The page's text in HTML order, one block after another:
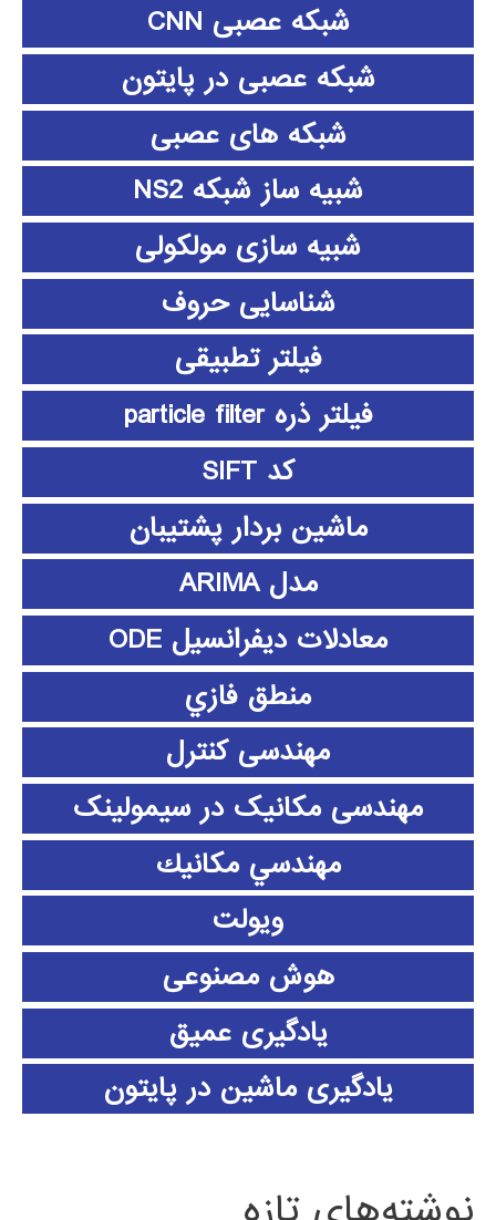
شبکه عصبی CNN
شبکه عصبی در پایتون
شبکه های عصبی
شبیه ساز شبکه NS2
شبیه سازی مولکولی
شناسایی حروف
فیلتر تطبیقی
فیلتر ذره particle filter
کد SIFT
ماشین بردار پشتیبان
مدل ARIMA
معادلات دیفرانسیل ODE
منطق فازي
مهندسی کنترل
مهندسی مکانیک در سیمولینک
مهندسي مكانيك
ویولت
هوش مصنوعی
یادگیری عمیق
یادگیری ماشین در پایتون